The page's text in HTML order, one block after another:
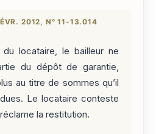
2012, N° 11-13.014
locataire, le bailleur ne
du dépôt de garantie,
au titre de sommes qu’il
Le locataire conteste
la restitution.